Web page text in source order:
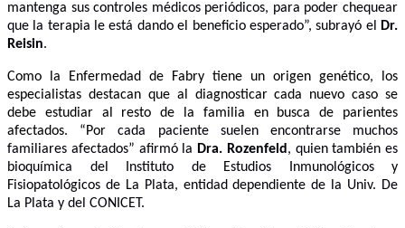
mantenga sus controles médicos periódicos, para poder chequear
que la terapia le está dando el beneficio esperado”, subrayó el Dr.
Reisin.
Como la Enfermedad de Fabry tiene un origen genético, los
especialistas destacan que al diagnosticar cada nuevo caso se
debe estudiar al resto de la familia en busca de parientes
afectados. “Porcada paciente suelen encontrarse muchos
familiares afectados” afirmó la Dra. Rozenfeld, quien también es
bioquímica del Instituto de Estudios Inmunológicos y
Fisiopatológicos de La Plata, entidad dependiente de la Univ. De
La Plata y del CONICET.